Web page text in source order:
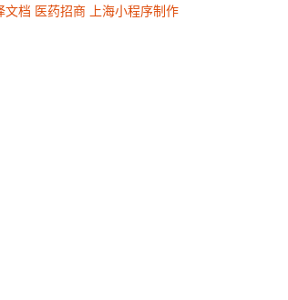
文档 医药招商 上海小程序制作